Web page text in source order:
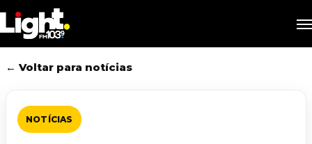
to
main
content
← Voltar para notícias
NOTÍCIAS